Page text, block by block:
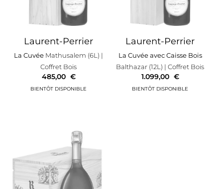
Laurent-Perrier
La Cuvée Mathusalem (6L) |
Coffret Bois
485,00 €
Laurent-Perrier
La Cuvée avec Caisse Bois
Balthazar (12L) | Coffret Bois
1.099,00 €